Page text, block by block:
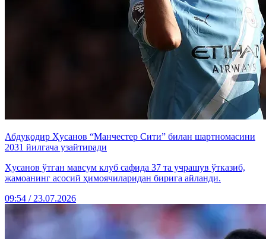
Абдуқодир Ҳусанов “Манчестер Сити” билан шартномасини
2031 йилгача узайтиради
Ҳусанов ўтган мавсум клуб сафида 37 та учрашув ўтказиб,
жамоанинг асосий ҳимоячиларидан бирига айланди.
09:54 / 23.07.2026